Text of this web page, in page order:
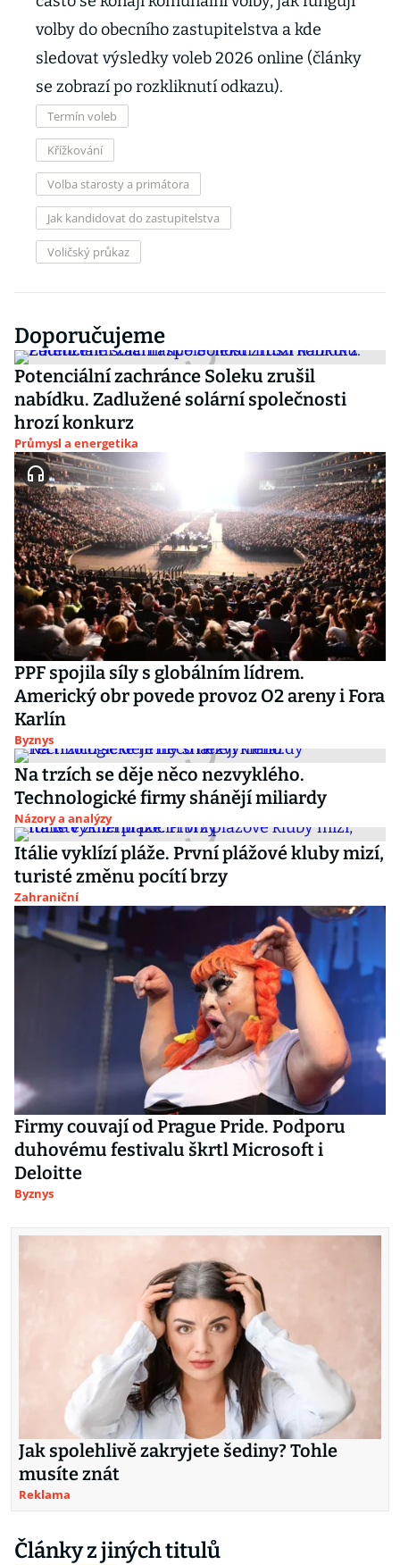
volby do obecního zastupitelstva a kde
sledovat výsledky voleb 2026 online (články
se zobrazí po rozkliknutí odkazu).
Termín voleb
Křížkování
Volba starosty a primátora
Jak kandidovat do zastupitelstva
Voličský průkaz
Doporučujeme
Potenciální zachránce Soleku zrušil
nabídku. Zadlužené solární společnosti
hrozí konkurz
Průmysl a energetika
PPF spojila síly s globálním lídrem.
Americký obr povede provoz O2 areny i Fora
Karlín
Byznys
Na trzích se děje něco nezvyklého.
Technologické firmy shánějí miliardy
Názory a analýzy
Itálie vyklízí pláže. První plážové kluby mizí,
turisté změnu pocítí brzy
Zahraniční
Firmy couvají od Prague Pride. Podporu
duhovému festivalu škrtl Microsoft i
Deloitte
Byznys
Jak spolehlivě zakryjete šediny? Tohle
musíte znát
Reklama
Články z jiných titulů